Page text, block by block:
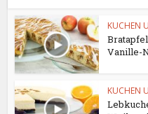
KUCHEN
Vanille-
KUCHEN